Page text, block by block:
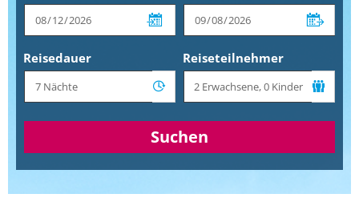
Reisedauer Reiseteilnehmer
Suchen